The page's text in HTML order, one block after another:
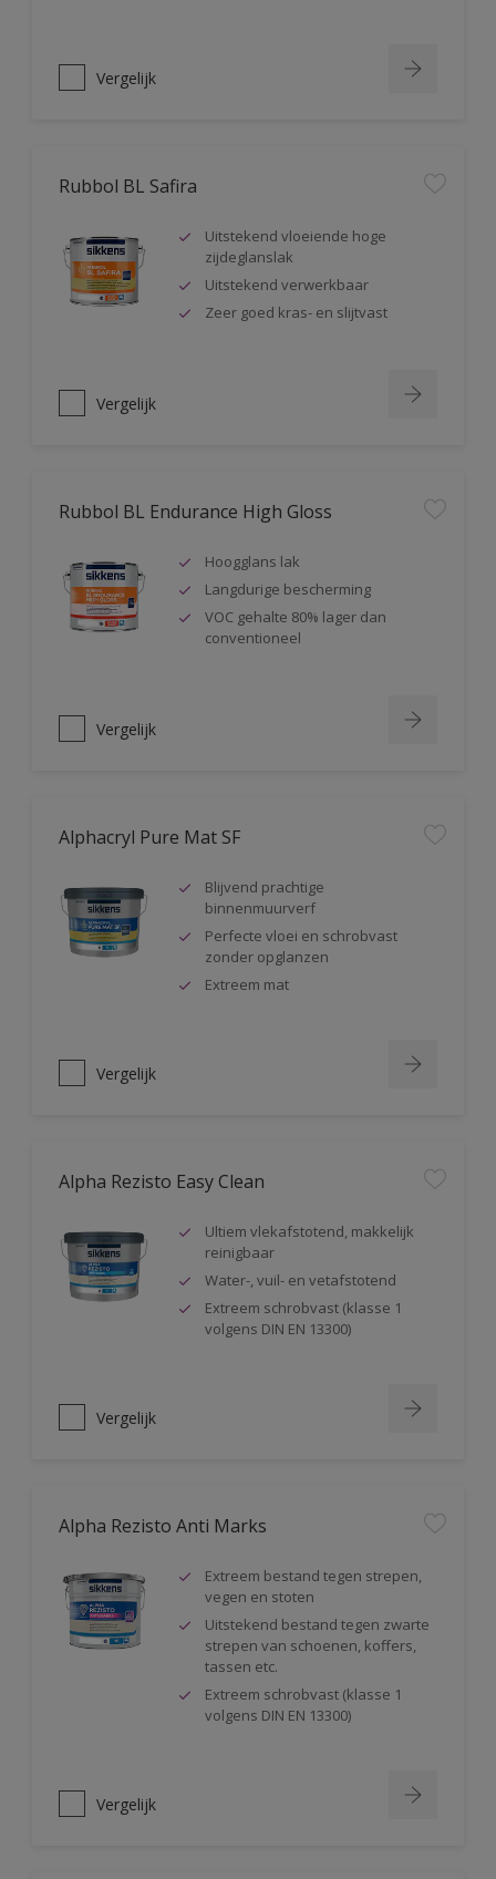
Vergelijk
Rubbol BL Safira
Uitstekend vloeiende hoge
zijdeglanslak
Uitstekend verwerkbaar
Zeer goed kras- en slijtvast
Vergelijk
Rubbol BL Endurance High Gloss
Hoogglans lak
Langdurige bescherming
VOC gehalte 80% lager dan
conventioneel
Vergelijk
Alphacryl Pure Mat SF
Blijvend prachtige
binnenmuurverf
Perfecte vloei en schrobvast
zonder opglanzen
Extreem mat
Vergelijk
Alpha Rezisto Easy Clean
Ultiem vlekafstotend, makkelijk
reinigbaar
Water-, vuil- en vetafstotend
Extreem schrobvast (klasse 1
volgens DIN EN 13300)
Vergelijk
Alpha Rezisto Anti Marks
Extreem bestand tegen strepen,
vegen en stoten
Uitstekend bestand tegen zwarte
strepen van schoenen, koffers,
tassen etc.
Extreem schrobvast (klasse 1
volgens DIN EN 13300)
Vergelijk